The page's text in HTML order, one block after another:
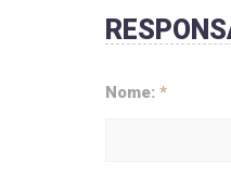
Nome: *